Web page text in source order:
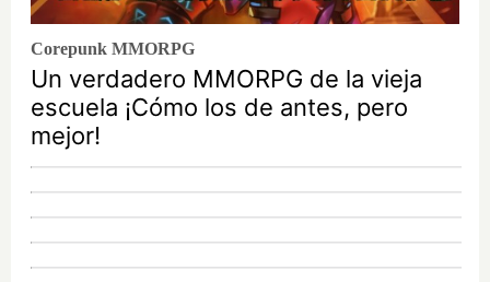
Corepunk MMORPG
Un verdadero MMORPG de la vieja
escuela ¡Cómo los de antes, pero
mejor!